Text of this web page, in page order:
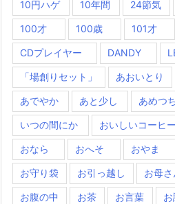
10円ハゲ 10年間 24節気
100才 100歳 101才
CDプレイヤー DANDY
「場創りセット」 あおいとり
あでやか あと少し あめつ
いつの間にか おいしいコーヒー
おなら おへそ おやま
お守り袋 お引っ越し お母さ
お腹の中 お茶 お言葉